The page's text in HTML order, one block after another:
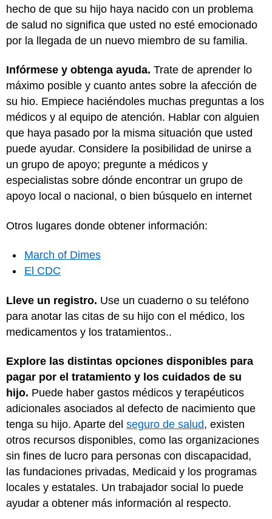
hecho de que su hijo haya nacido con un problema
de salud no significa que usted no esté emocionado
por la llegada de un nuevo miembro de su familia.
Infórmese y obtenga ayuda. Trate de aprender lo
máximo posible y cuanto antes sobre la afección de
su hio. Empiece haciéndoles muchas preguntas a los
médicos y al equipo de atención. Hablar con alguien
que haya pasado por la misma situación que usted
puede ayudar. Considere la posibilidad de unirse a
un grupo de apoyo; pregunte a médicos y
especialistas sobre dónde encontrar un grupo de
apoyo local o nacional, o bien búsquelo en internet
Otros lugares donde obtener información:
March of Dimes
El CDC
Lleve un registro. Use un cuaderno o su teléfono
para anotar las citas de su hijo con el médico, los
medicamentos y los tratamientos..
Explore las distintas opciones disponibles para
pagar por el tratamiento y los cuidados de su
hijo. Puede haber gastos médicos y terapéuticos
adicionales asociados al defecto de nacimiento que
tenga su hijo. Aparte del seguro de salud, existen
otros recursos disponibles, como las organizaciones
sin fines de lucro para personas con discapacidad,
las fundaciones privadas, Medicaid y los programas
locales y estatales. Un trabajador social lo puede
ayudar a obtener más información al respecto.